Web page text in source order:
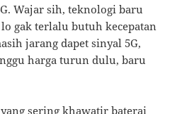
Wajar sih, teknologi baru
gak terlalu butuh kecepatan
jarang dapet sinyal 5G,
harga turun dulu, baru
sering khawatir baterai